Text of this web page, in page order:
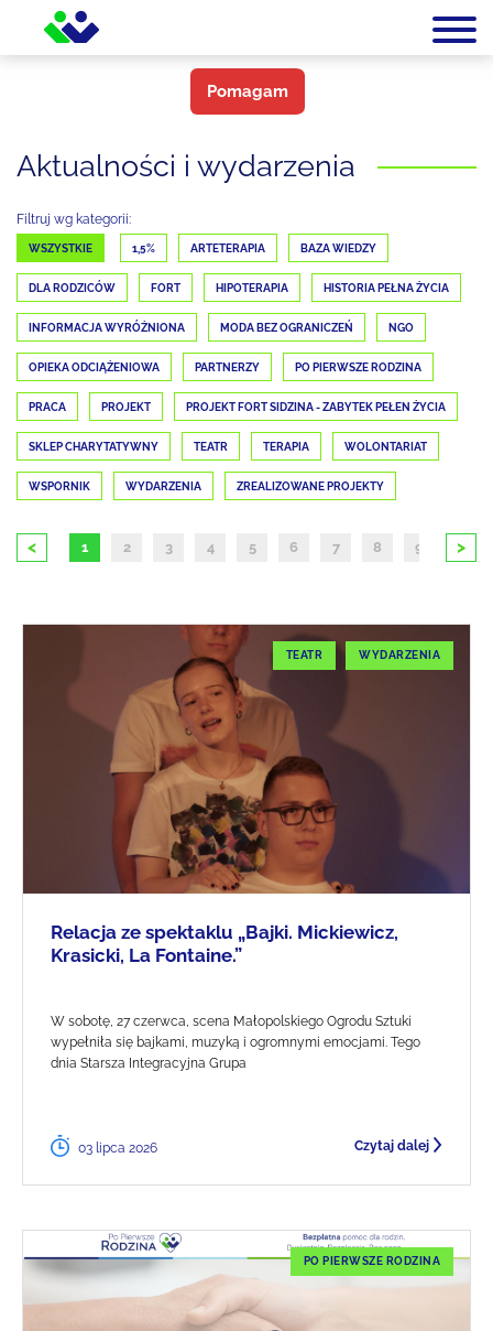
Pomagam
Aktualności i wydarzenia
Filtruj wg kategorii:
WSZYSTKIE 1,5% ARTETERAPIA BAZA WIEDZY
DLA RODZICÓW FORT HIPOTERAPIA HISTORIA PEŁNA ŻYCIA
INFORMACJA WYRÓŻNIONA MODA BEZ OGRANICZEŃ NGO
OPIEKA ODCIĄŻENIOWA PARTNERZY PO PIERWSZE RODZINA
PRACA PROJEKT PROJEKT FORT SIDZINA - ZABYTEK PEŁEN ŻYCIA
SKLEP CHARYTATYWNY TEATR TERAPIA WOLONTARIAT
WSPORNIK WYDARZENIA ZREALIZOWANE PROJEKTY
< 1 2 3 4 5 6 7 8 9 10
>
TEATR WYDARZENIA
Relacja ze spektaklu „Bajki. Mickiewicz,
Krasicki, La Fontaine.”
W sobotę, 27 czerwca, scena Małopolskiego Ogrodu Sztuki
wypełniła się bajkami, muzyką i ogromnymi emocjami. Tego
dnia Starsza Integracyjna Grupa
03 lipca 2026 Czytaj dalej
PO PIERWSZE RODZINA